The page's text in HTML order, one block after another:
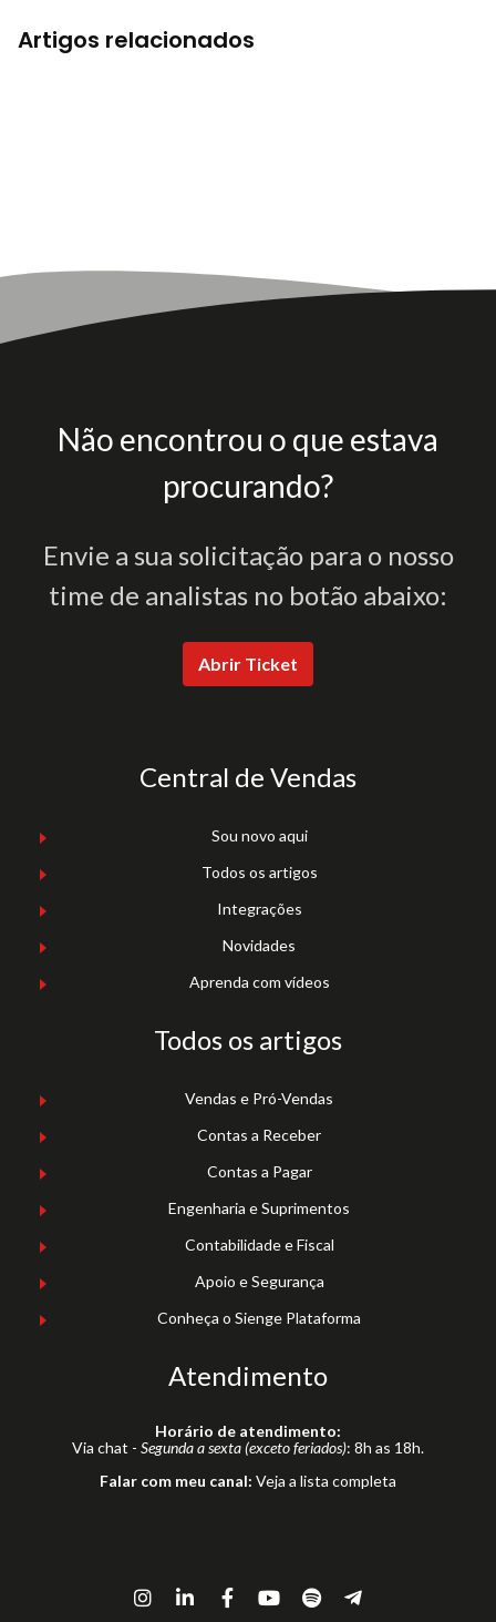
Artigos relacionados
Não encontrou o que estava
procurando?
Envie a sua solicitação para o nosso
time de analistas no botão abaixo:
Abrir Ticket
Central de Vendas
Sou novo aqui
Todos os artigos
Integrações
Novidades
Aprenda com vídeos
Todos os artigos
Vendas e Pró-Vendas
Contas a Receber
Contas a Pagar
Engenharia e Suprimentos
Contabilidade e Fiscal
Apoio e Segurança
Conheça o Sienge Plataforma
Atendimento
Horário de atendimento:
Via chat - Segunda a sexta (exceto feriados): 8h as 18h.
Falar com meu canal: Veja a lista completa